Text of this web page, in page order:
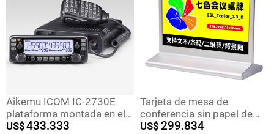
Aikemu ICOM IC-2730E
plataforma montada en el
vehículo de doble
US$433.333
Tarjeta de mesa de
conferencia sin papel de
7,3 pulgadas de siete
US$ 299.834